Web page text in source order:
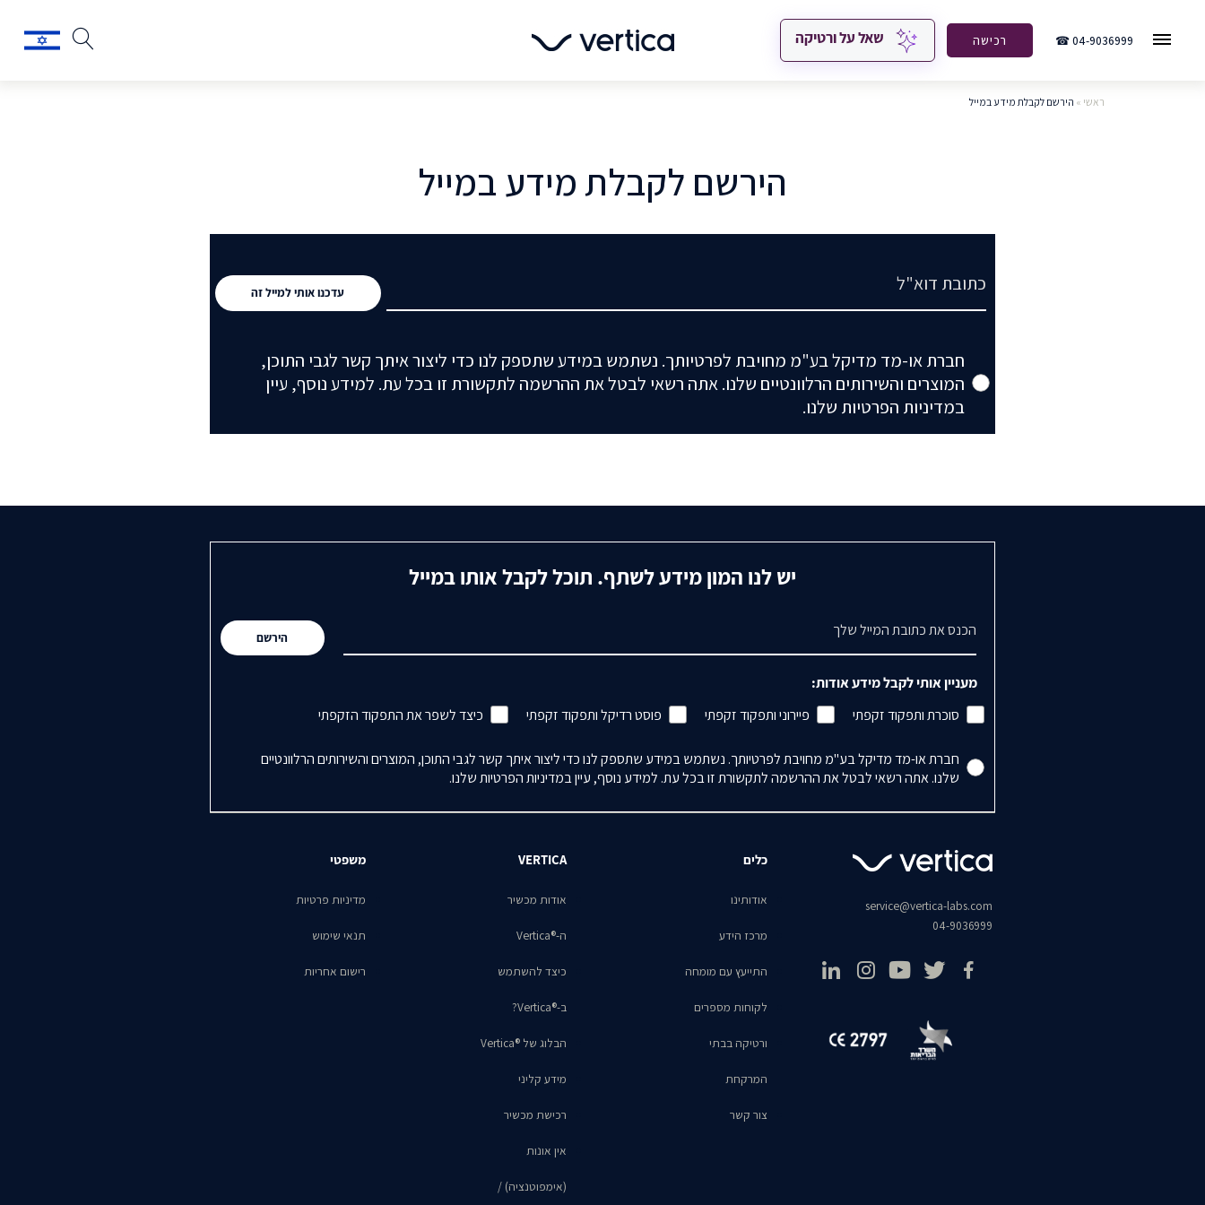
04-9036999 ☎ רכישה שאל על ורטיקה
ראשי » הירשם לקבלת מידע במייל
הירשם לקבלת מידע במייל
עדכנו אותי למייל זה
Accepts marketing
חברת או-מד מדיקל בע"מ מחויבת לפרטיותך. נשתמש במידע שתספק לנו כדי ליצור איתך קשר לגבי התוכן,
המוצרים והשירותים הרלוונטיים שלנו. אתה רשאי לבטל את ההרשמה לתקשורת זו בכל עת. למידע נוסף, עיין
במדיניות הפרטיות שלנו.
יש לנו המון מידע לשתף. תוכל לקבל אותו במייל
הירשם
מעניין אותי לקבל מידע אודות:
סוכרת ותפקוד זקפתי
פיירוני ותפקוד זקפתי פוסט רדיקל ותפקוד זקפתי כיצד לשפר את התפקוד הזקפתי
Accepts Marketing
חברת או-מד מדיקל בע"מ מחויבת לפרטיותך. נשתמש במידע שתספק לנו כדי ליצור איתך קשר לגבי התוכן, המוצרים והשירותים הרלוונטיים
שלנו. אתה רשאי לבטל את ההרשמה לתקשורת זו בכל עת. למידע נוסף, עיין במדיניות הפרטיות שלנו.
service@vertica-labs.com
04-9036999
כלים
אודותינו
מרכז הידע
התייעץ עם מומחה
לקוחות מספרים
ורטיקה בבתי
המרקחת
צור קשר
VERTICA
אודות מכשיר
ה-®Vertica
כיצד להשתמש
ב-®Vertica?
הבלוג של ®Vertica
מידע קליני
רכישת מכשיר
אין אונות
(אימפוטנציה) /
משפטי
מדיניות פרטיות
תנאי שימוש
רישום אחריות